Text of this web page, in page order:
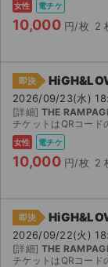
女性 電チケ
10,000 円/枚 2
即決
2026/09/23(水)
[詳細] THE
チケットはQRコードの画像をお送りい
女性 電チケ
10,000 円/枚 2
即決
2026/09/22(火)
[詳細] THE
チケットはQRコードの画像をお送りい